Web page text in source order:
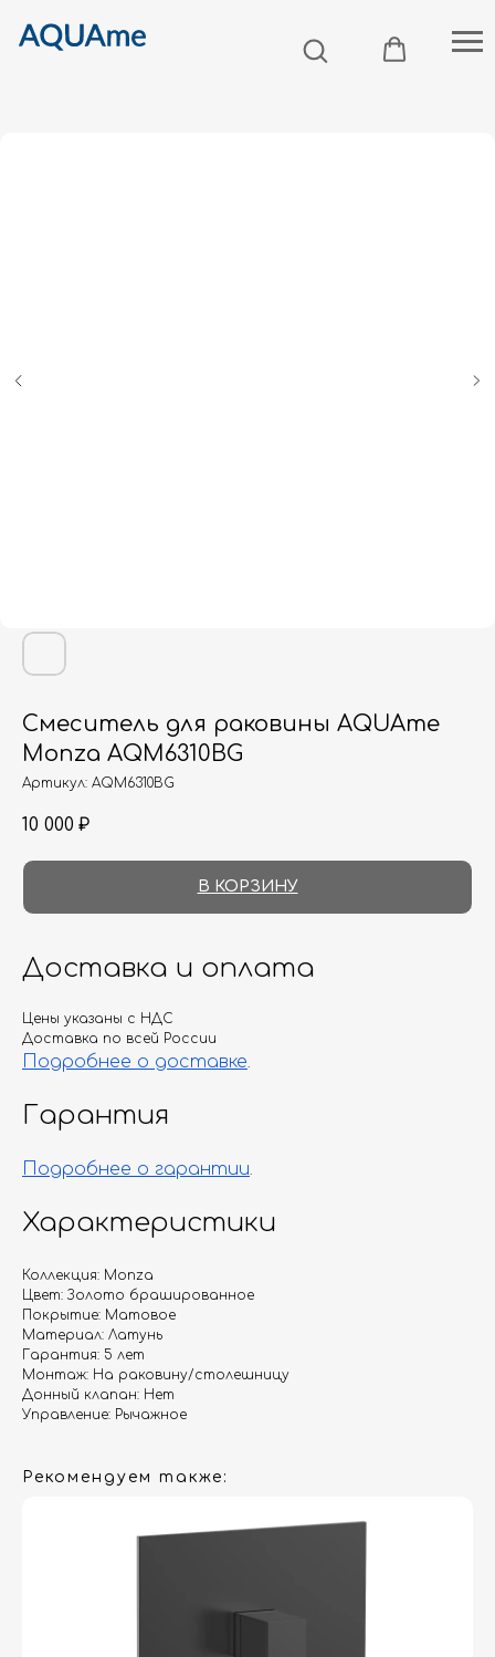
Смеситель для раковины AQUAme
Monza AQM6310BG
Артикул: AQM6310BG
10 000 ₽
В КОРЗИНУ
Доставка и оплата
Цены указаны с НДС
Доставка по всей России
Подробнее о доставке.
Гарантия
Подробнее о гарантии.
Характеристики
Коллекция: Monza
Цвет: Золото брашированное
Покрытие: Матовое
Материал: Латунь
Гарантия: 5 лет
Монтаж: На раковину/столешницу
Донный клапан: Нет
Управление: Рычажное
Рекомендуем также: